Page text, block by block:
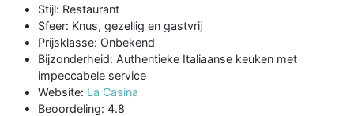
Stijl: Restaurant
Sfeer: Knus, gezellig en gastvrij
Prijsklasse: Onbekend
Bijzonderheid: Authentieke Italiaanse keuken met
impeccabele service
Website: La Casina
Beoordeling: 4.8